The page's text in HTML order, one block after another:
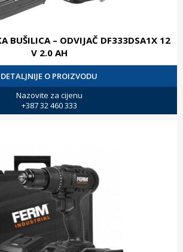
BUŠILICA – ODVIJAČ DF333DSA1X 12
V 2.0 AH
DETALJNIJE O PROIZVODU
Nazovite za cijenu
+387 32 460 333